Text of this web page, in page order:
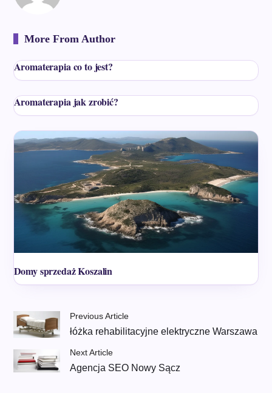
More From Author
Aromaterapia co to jest?
Aromaterapia jak zrobić?
Domy sprzedaż Koszalin
Previous Article
łóżka rehabilitacyjne elektryczne Warszawa
Next Article
Agencja SEO Nowy Sącz